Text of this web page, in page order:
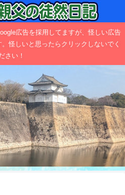
広告を採用してますが、怪しい広告
怪しいと思ったらクリックしないでく
さい！